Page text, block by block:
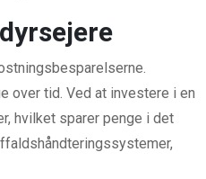
over tid. Ved at investere i en
hvilket sparer penge i det